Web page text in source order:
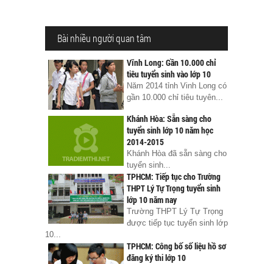
Bài nhiều người quan tâm
Vĩnh Long: Gần 10.000 chỉ
tiêu tuyển sinh vào lớp 10
Năm 2014 tỉnh Vinh Long có
gần 10.000 chỉ tiêu tuyên...
Khánh Hòa: Sẵn sàng cho
tuyển sinh lớp 10 năm học
2014-2015
Khánh Hòa đã sẵn sàng cho
tuyển sinh...
TPHCM: Tiếp tục cho Trường
THPT Lý Tự Trọng tuyển sinh
lớp 10 năm nay
Trường THPT Lý Tự Trọng
được tiếp tục tuyển sinh lớp
10...
TPHCM: Công bố số liệu hồ sơ
đăng ký thi lớp 10